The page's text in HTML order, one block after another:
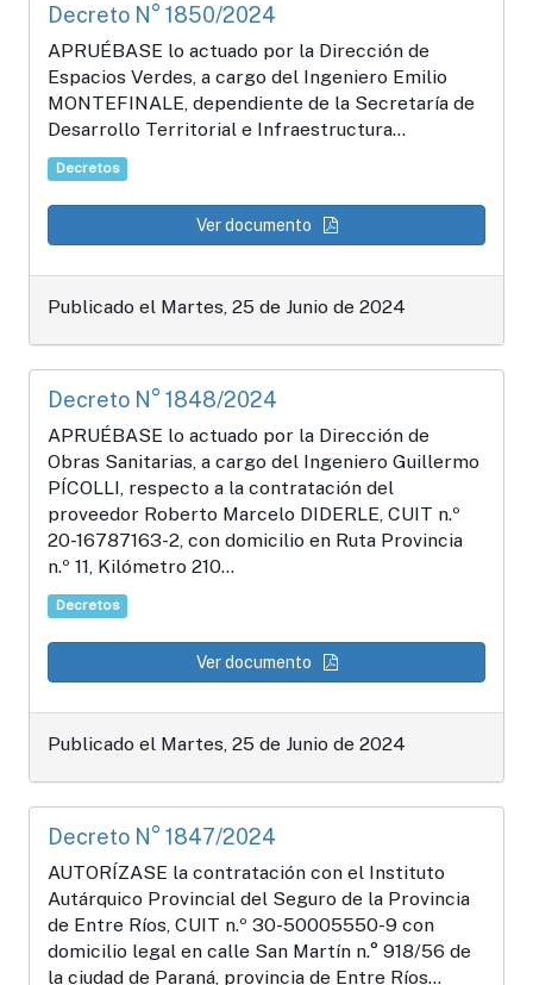
Decreto N° 1850/2024
APRUÉBASE lo actuado por la Dirección de
Espacios Verdes, a cargo del Ingeniero Emilio
MONTEFINALE, dependiente de la Secretaría de
Desarrollo Territorial e Infraestructura...
Decretos
Ver documento
Publicado el Martes, 25 de Junio de 2024
Decreto N° 1848/2024
APRUÉBASE lo actuado por la Dirección de
Obras Sanitarias, a cargo del Ingeniero Guillermo
PÍCOLLI, respecto a la contratación del
proveedor Roberto Marcelo DIDERLE, CUIT n.º
20-16787163-2, con domicilio en Ruta Provincia
n.º 11, Kilómetro 210...
Decretos
Ver documento
Publicado el Martes, 25 de Junio de 2024
Decreto N° 1847/2024
AUTORÍZASE la contratación con el Instituto
Autárquico Provincial del Seguro de la Provincia
de Entre Ríos, CUIT n.º 30-50005550-9 con
domicilio legal en calle San Martín n.° 918/56 de
la ciudad de Paraná, provincia de Entre Ríos...